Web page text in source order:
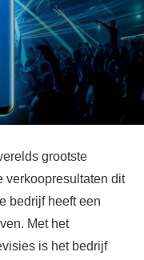
grootste
verkoopresultaten dit
bedrijf heeft een
Met het
is het bedrijf